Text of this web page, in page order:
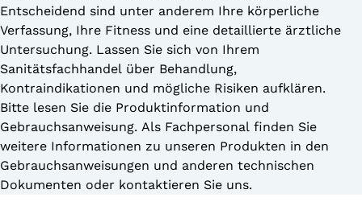
Entscheidend sind unter anderem Ihre körperliche
Verfassung, Ihre Fitness und eine detaillierte ärztliche
Untersuchung. Lassen Sie sich von Ihrem
Sanitätsfachhandel über Behandlung,
Kontraindikationen und mögliche Risiken aufklären.
Bitte lesen Sie die Produktinformation und
Gebrauchsanweisung. Als Fachpersonal finden Sie
weitere Informationen zu unseren Produkten in den
Gebrauchsanweisungen und anderen technischen
Dokumenten oder kontaktieren Sie uns.